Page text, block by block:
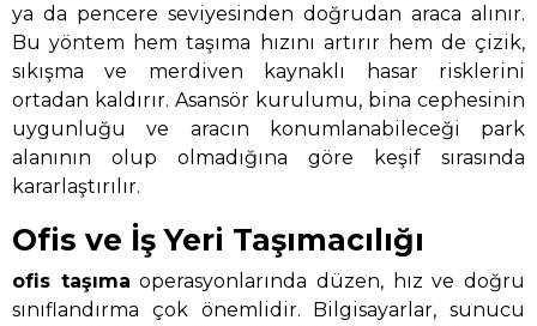
ya da pencere seviyesinden doğrudan araca alınır.
Bu yöntem hem taşıma hızını artırır hem de çizik,
sıkışma ve merdiven kaynaklı hasar risklerini
ortadan kaldırır. Asansör kurulumu, bina cephesinin
uygunluğu ve aracın konumlanabileceği park
alanının olup olmadığına göre keşif sırasında
kararlaştırılır.
Ofis ve İş Yeri Taşımacılığı
ofis taşıma operasyonlarında düzen, hız ve doğru
sınıflandırma çok önemlidir. Bilgisayarlar, sunucu